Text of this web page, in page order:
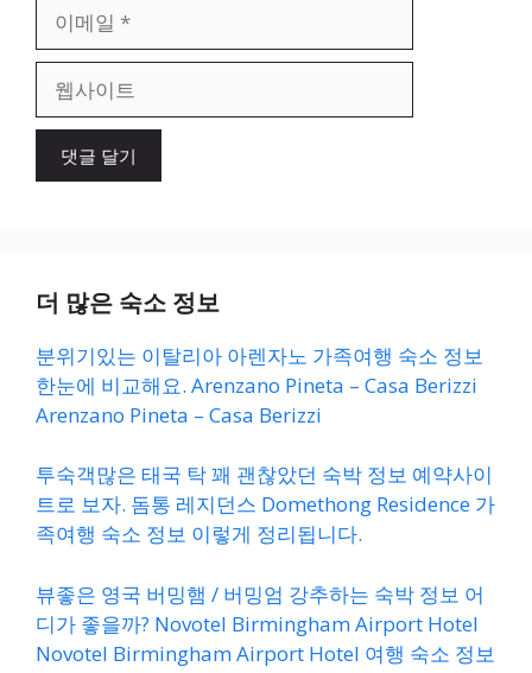
일
이
더 많은 숙소 정보
분위기있는 이탈리아 아렌자노 가족여행 숙소 정보
한눈에 비교해요. Arenzano Pineta – Casa Berizzi
Arenzano Pineta – Casa Berizzi
투숙객많은 태국 탁 꽤 괜찮았던 숙박 정보 예약사이
트로 보자. 돔통 레지던스 Domethong Residence 가
족여행 숙소 정보 이렇게 정리됩니다.
뷰좋은 영국 버밍햄 / 버밍엄 강추하는 숙박 정보 어
디가 좋을까? Novotel Birmingham Airport Hotel
Novotel Birmingham Airport Hotel 여행 숙소 정보